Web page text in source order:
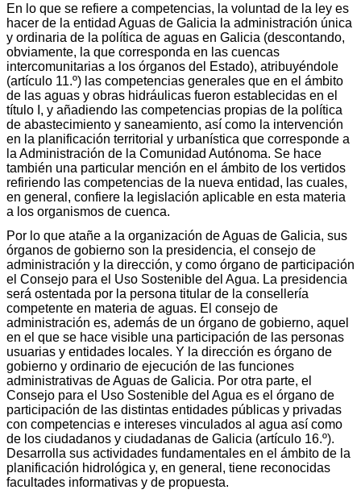
En lo que se refiere a competencias, la voluntad de la ley es
hacer de la entidad Aguas de Galicia la administración única
y ordinaria de la política de aguas en Galicia (descontando,
obviamente, la que corresponda en las cuencas
intercomunitarias a los órganos del Estado), atribuyéndole
(artículo 11.º) las competencias generales que en el ámbito
de las aguas y obras hidráulicas fueron establecidas en el
título I, y añadiendo las competencias propias de la política
de abastecimiento y saneamiento, así como la intervención
en la planificación territorial y urbanística que corresponde a
la Administración de la Comunidad Autónoma. Se hace
también una particular mención en el ámbito de los vertidos
refiriendo las competencias de la nueva entidad, las cuales,
en general, confiere la legislación aplicable en esta materia
a los organismos de cuenca.
Por lo que atañe a la organización de Aguas de Galicia, sus
órganos de gobierno son la presidencia, el consejo de
administración y la dirección, y como órgano de participación
el Consejo para el Uso Sostenible del Agua. La presidencia
será ostentada por la persona titular de la consellería
competente en materia de aguas. El consejo de
administración es, además de un órgano de gobierno, aquel
en el que se hace visible una participación de las personas
usuarias y entidades locales. Y la dirección es órgano de
gobierno y ordinario de ejecución de las funciones
administrativas de Aguas de Galicia. Por otra parte, el
Consejo para el Uso Sostenible del Agua es el órgano de
participación de las distintas entidades públicas y privadas
con competencias e intereses vinculados al agua así como
de los ciudadanos y ciudadanas de Galicia (artículo 16.º).
Desarrolla sus actividades fundamentales en el ámbito de la
planificación hidrológica y, en general, tiene reconocidas
facultades informativas y de propuesta.